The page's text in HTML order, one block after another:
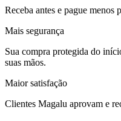
Receba antes e pague menos
Mais segurança
Sua compra protegida do
suas mãos.
Maior satisfação
Clientes Magalu aprovam e